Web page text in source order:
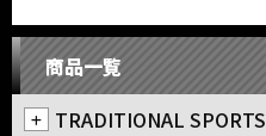
商品一覧
TRADITIONAL SPORTS